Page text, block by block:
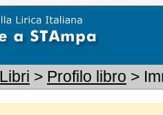
Libri > Profilo libro >